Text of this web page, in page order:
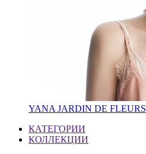
YANA JARDIN DE FLEURS
КАТЕГОРИИ
КОЛЛЕКЦИИ